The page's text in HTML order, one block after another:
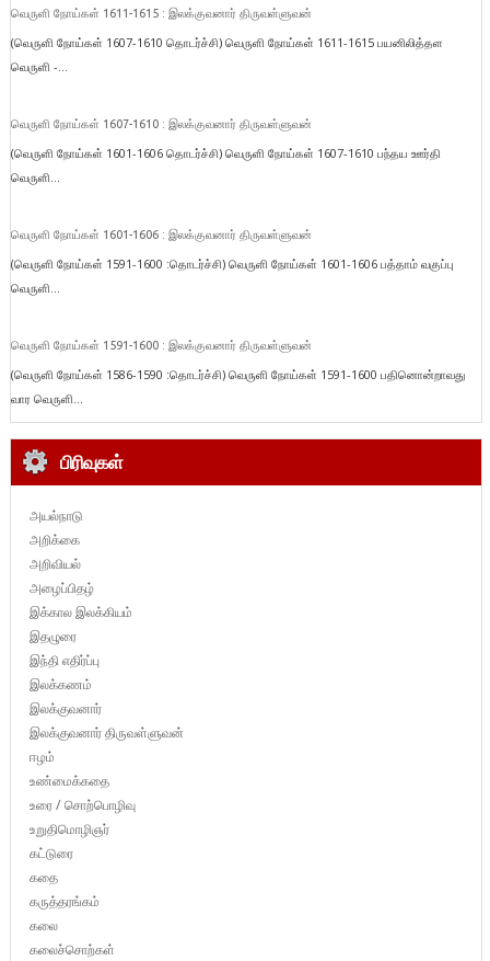
வெருளி நோய்கள் 1611-1615 : இலக்குவனார் திருவள்ளுவன்
(வெருளி நோய்கள் 1607-1610 தொடர்ச்சி) வெருளி நோய்கள் 1611-1615 பயனிலித்தள
வெருளி -...
வெருளி நோய்கள் 1607-1610 : இலக்குவனார் திருவள்ளுவன்
(வெருளி நோய்கள் 1601-1606 தொடர்ச்சி) வெருளி நோய்கள் 1607-1610 பந்தய ஊர்தி
வெருளி...
வெருளி நோய்கள் 1601-1606 : இலக்குவனார் திருவள்ளுவன்
(வெருளி நோய்கள் 1591-1600 :தொடர்ச்சி) வெருளி நோய்கள் 1601-1606 பத்தாம் வகுப்பு
வெருளி...
வெருளி நோய்கள் 1591-1600 : இலக்குவனார் திருவள்ளுவன்
(வெருளி நோய்கள் 1586-1590 :தொடர்ச்சி) வெருளி நோய்கள் 1591-1600 பதினொன்றாவது
வார வெருளி...
பிரிவுகள்
அயல்நாடு
அறிக்கை
அறிவியல்
அழைப்பிதழ்
இக்கால இலக்கியம்
இதழுரை
இந்தி எதிர்ப்பு
இலக்கணம்
இலக்குவனார்
இலக்குவனார் திருவள்ளுவன்
ஈழம்
உண்மைக்கதை
உரை / சொற்பொழிவு
உறுதிமொழிஞர்
கட்டுரை
கதை
கருத்தரங்கம்
கலை
கலைச்சொற்கள்